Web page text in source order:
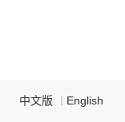
中文版
English